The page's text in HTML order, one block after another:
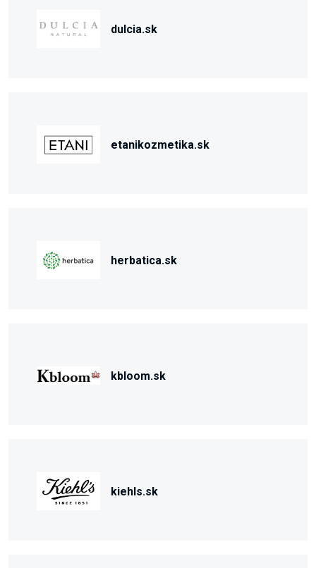
dulcia.sk
etanikozmetika.sk
herbatica.sk
kbloom.sk
kiehls.sk